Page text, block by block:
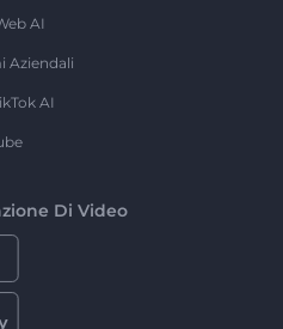
AI
Aziendali
AI
Di Video